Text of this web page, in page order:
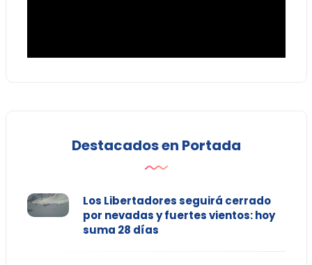
Destacados en Portada
Los Libertadores seguirá cerrado
por nevadas y fuertes vientos: hoy
suma 28 días